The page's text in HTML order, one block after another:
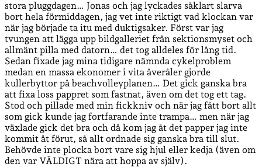
stora pluggdagen… Jonas och jag lyckades såklart slarva
bort hela förmiddagen, jag vet inte riktigt vad klockan var
när jag började ta itu med duktigsaker. Först var jag
tvungen att lägga upp bildgalleriet från sektionsmyset och
allmänt pilla med datorn… det tog alldeles för lång tid.
Sedan fixade jag mina tidigare nämnda cykelproblem
medan en massa ekonomer i vita åveråler gjorde
kullerbyttor på beachvolleyplanen… Det gick ganska bra
att fixa loss pappret som fastnat, även om det tog ett tag.
Stod och pillade med min fickkniv och när jag fått bort allt
som gick kunde jag fortfarande inte trampa… men när jag
växlade gick det bra och då kom jag åt det papper jag inte
kommit åt förut, så allt ordnade sig ganska bra till slut.
Behövde inte plocka bort vare sig hjul eller kedja (även om
den var VÄLDIGT nära att hoppa av själv).